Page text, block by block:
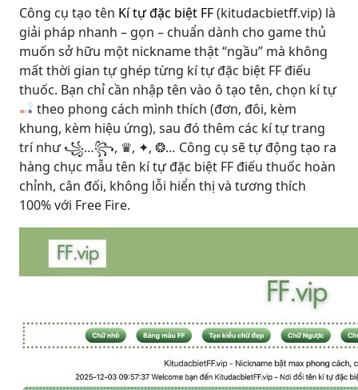
Công cụ tạo tên Kí tự đặc biệt FF(kitudacbietff.vip) là
giải pháp nhanh – gọn – chuẩn dành cho game thủ
muốn sở hữu một nickname thật “ngầu” mà không
mất thời gian tự ghép từng kí tự đặc biệt FF điếu
thuốc. Bạn chỉ cần nhập tên vào ô tạo tên, chọn kí tự
theo phong cách mình thích (đơn, đôi, kèm
khung, kèm hiệu ứng), sau đó thêm các kí tự trang
trí như ꧁…꧂, ♛, ✦, ❂… Công cụ sẽ tự động tạo ra
hàng chục mẫu tên kí tự đặc biệt FF điếu thuốc hoàn
chỉnh, cân đối, không lỗi hiển thị và tương thích
100% với Free Fire.